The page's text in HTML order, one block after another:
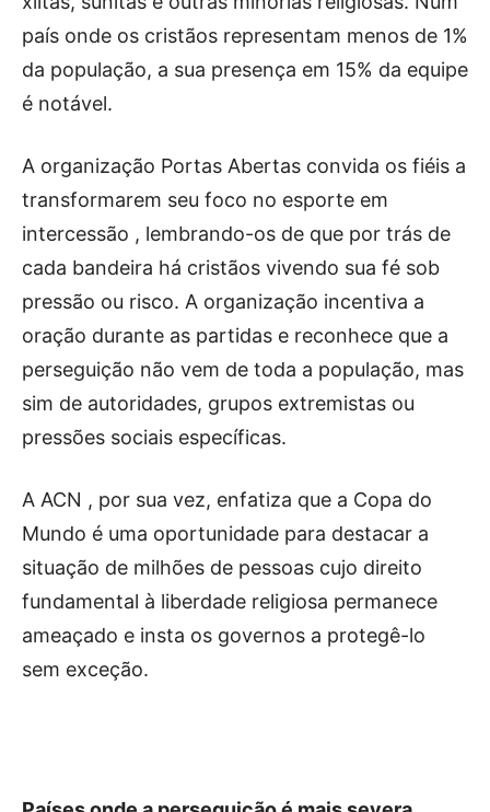
país onde os cristãos representam menos de 1%
da população, a sua presença em 15% da equipe
é notável.
A organização Portas Abertas convida os fiéis a
transformarem seu foco no esporte em
intercessão , lembrando-os de que por trás de
cada bandeira há cristãos vivendo sua fé sob
pressão ou risco. A organização incentiva a
oração durante as partidas e reconhece que a
perseguição não vem de toda a população, mas
sim de autoridades, grupos extremistas ou
pressões sociais específicas.
A ACN , por sua vez, enfatiza que a Copa do
Mundo é uma oportunidade para destacar a
situação de milhões de pessoas cujo direito
fundamental à liberdade religiosa permanece
ameaçado e insta os governos a protegê-lo
sem exceção.